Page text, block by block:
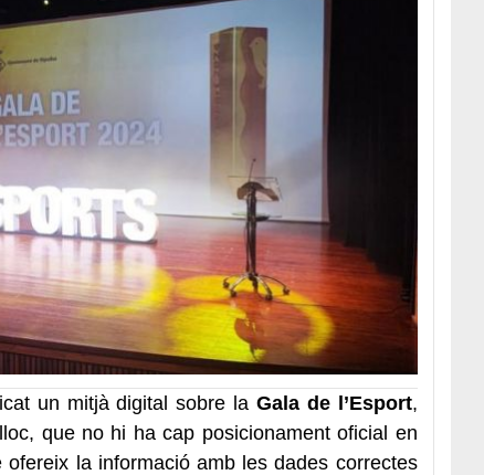
un mitjà digital sobre la Gala de l’Esport,
que no hi ha cap posicionament oficial en
la informació amb les dades correctes